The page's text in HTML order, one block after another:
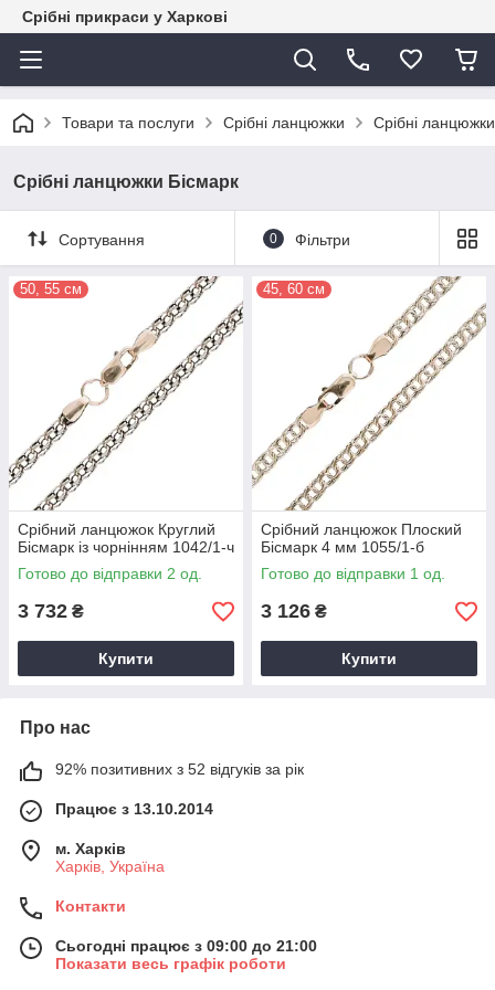
Срібні прикраси у Харкові
Товари та послуги Срібні ланцюжки Срібні
Срібні ланцюжки Бісмарк
Сортування 0 Фільтри
50, 55 см
Срібний ланцюжок Круглий
Бісмарк із чорнінням 1042/1-ч
Готово до відправки 2 од.
3 732 ₴
Купити
45, 60 см
Срібний ланцюжок Плоский
Бісмарк 4 мм 1055/1-б
Готово до відправки 1 од.
3 126 ₴
Купити
Про нас
92% позитивних з 52 відгуків за рік
Працює з 13.10.2014
м. Харків
Харків, Україна
Контакти
Сьогодні працює з 09:00 до 21:00
Показати весь графік роботи